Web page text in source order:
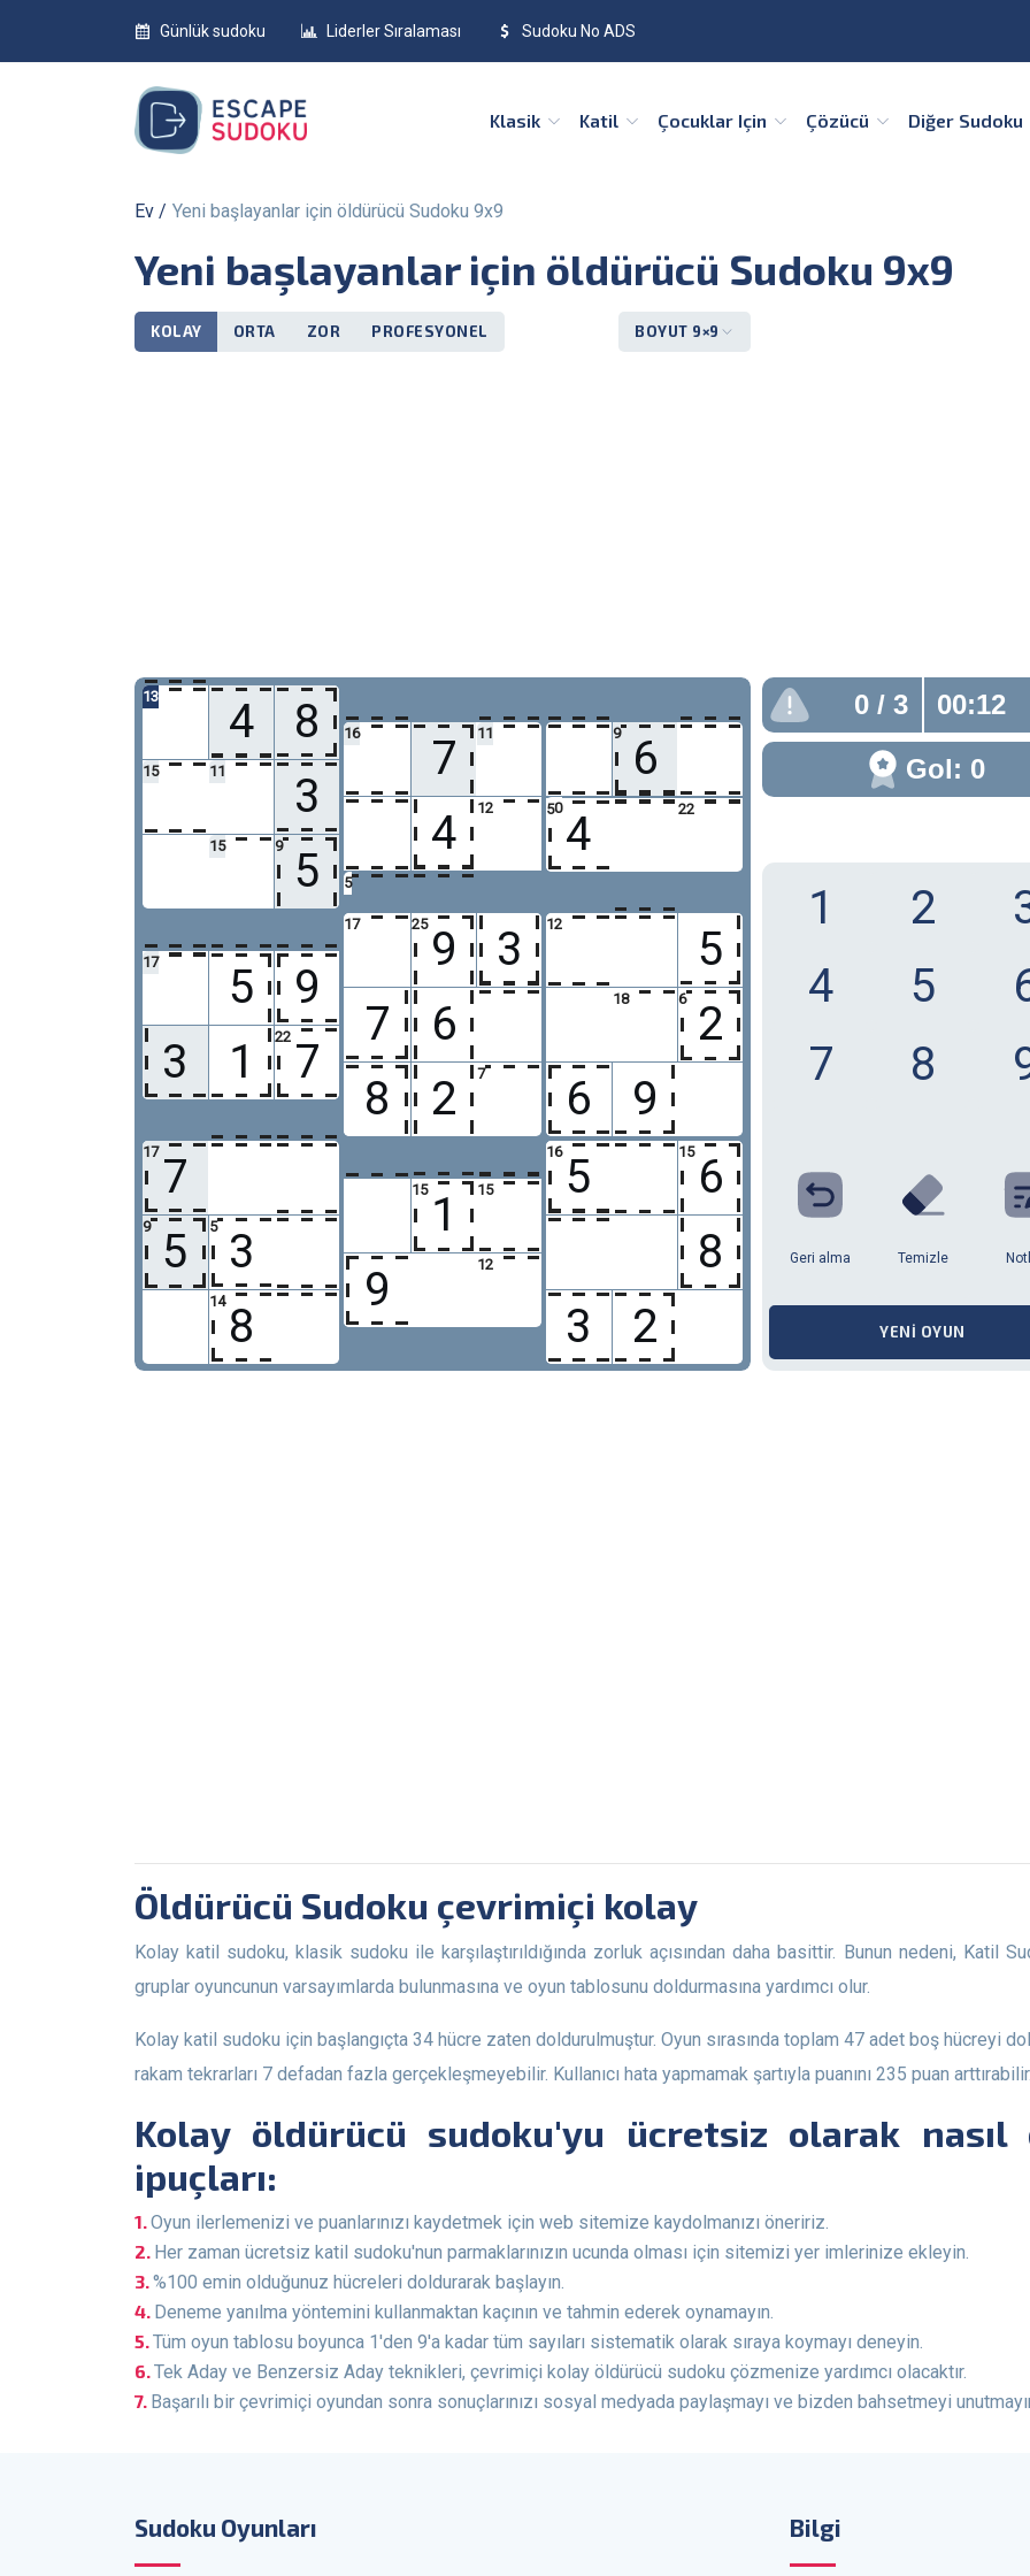
Günlük sudoku Liderler Sıralaması Sudoku No ADS
Klasik Katil Çocuklar Için Çözücü Diğer Sudoku
Ev Yeni başlayanlar için öldürücü Sudoku 9x9
Yeni başlayanlar için öldürücü Sudoku 9x9
KOLAY ORTA ZOR PROFESYONEL BOYUT 9×9
13 4 8
15 11 3
15 9 5
16 7 11
4 12
5
9 6
20
5 4 22
17 5
9
3
1 22 7
17 25 9
3
7
6
8
2 7
12 5
18 6
2
6
9
17 7
9 5 5 3
14 8
15 1 15
9 12
16 5 15 6
8
3
2
0 / 3 00:13
Gol: 0
1 2
4
5
7
8
Geri alma Temizle
YENI OYUN
Öldürücü Sudoku çevrimiçi kolay
Kolay katil sudoku, klasik sudoku ile karşılaştırıldığında zorluk açısından daha basittir. Bunun nedeni, Katil Sudoku'nun ek sayı gruplarına sahip olmasıdır. Bu
gruplar oyuncunun varsayımlarda bulunmasına ve oyun tablosunu doldurmasına yardımcı olur.
Kolay katil sudoku için başlangıçta 34 hücre zaten doldurulmuştur. Oyun sırasında toplam 47 adet boş hücreyi doldurmanız gerekmektedir. Başlangıç aşamasında
rakam tekrarları 7 defadan fazla gerçekleşmeyebilir. Kullanıcı hata yapmamak şartıyla puanını 235 puan
Kolay öldürücü sudoku'yu ücretsiz olarak nasıl oynayacağınızla ilgili
ipuçları:
Oyun ilerlemenizi ve puanlarınızı kaydetmek için web sitemize kaydolmanızı öneririz.
Her zaman ücretsiz katil sudoku'nun parmaklarınızın ucunda olması için sitemizi yer imlerinize ekleyin.
%100 emin olduğunuz hücreleri doldurarak başlayın.
Deneme yanılma yöntemini kullanmaktan kaçının ve tahmin ederek oynamayın.
Tüm oyun tablosu boyunca 1'den 9'a kadar tüm sayıları sistematik olarak sıraya koymayı deneyin.
Tek Aday ve Benzersiz Aday teknikleri, çevrimiçi kolay öldürücü sudoku çözmenize yardımcı olacaktır.
Başarılı bir çevrimiçi oyundan sonra sonuçlarınızı sosyal medyada paylaşmayı ve bizden bahsetmeyi
Sudoku Oyunları Bilgi